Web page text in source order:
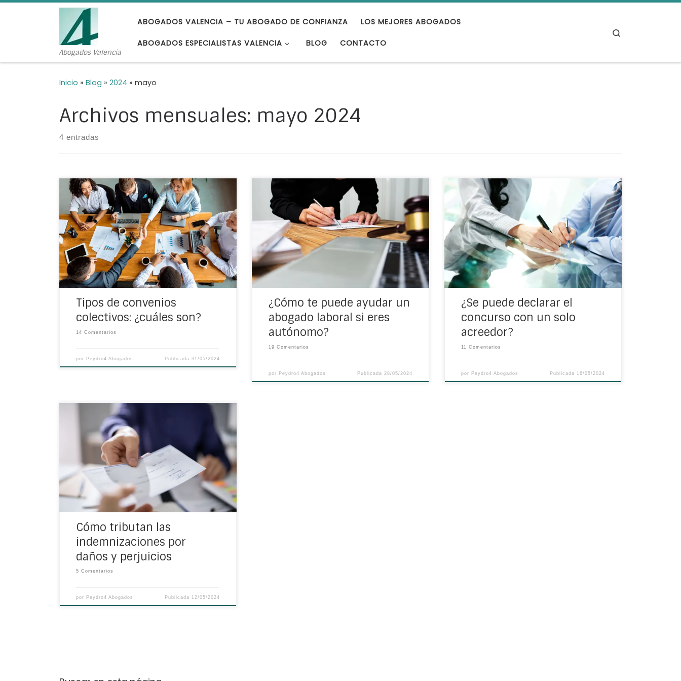
Saltar al contenido
Abogados Valencia
ABOGADOS VALENCIA – TU ABOGADO DE CONFIANZA LOS MEJORES ABOGADOS
ABOGADOS ESPECIALISTAS VALENCIA BLOG CONTACTO
Inicio » Blog » 2024 » mayo
Archivos mensuales: mayo 2024
4 entradas
En la actualidad existen diferentes tipos
de convenios colectivos. Te damos las claves
sobre cuáles son y en qué consisten. A qué
se conoce como convenio colectivo Lo
primero que se ha de tener en cuenta es que
al hablar de […]
Tipos de convenios
colectivos: ¿cuáles son?
14 Comentarios
por Peydro4 Abogados Publicada 31/05/2024
¿Eres autónomo y estás planteándote darte
de alta como tal y no sabes por dónde
empezar? A continuación, te acercamos por
qué es importante que cuentes con
asesoramiento de profesionales y cómo te
puede ayudar un abogado laboral. Qué
puede hacer por un […]
¿Cómo te puede ayudar un
abogado laboral si eres
autónomo?
19 Comentarios
por Peydro4 Abogados Publicada 28/05/2024
Las empresas y los ciudadanos pueden
recurrir al concurso de acreedores siempre
que se den una serie de circunstancias, pero
se puede declarar el concurso con un solo
acreedor? A continuación, detallamos si es
posible solicitar concurso con un solo […]
¿Se puede declarar el
concurso con un solo
acreedor?
11 Comentarios
por Peydro4 Abogados Publicada 16/05/2024
¿Has percibido o vas a
recibir indemnizaciones por daños y
perjuicios y no sabes bien cómo tributan? Te
damos todas las claves que has de conocer
al respecto. Qué se considera una
indemnización por daños y perjuicios Las
indemnizaciones por daños y […]
Cómo tributan las
indemnizaciones por
daños y perjuicios
5 Comentarios
por Peydro4 Abogados Publicada 12/05/2024